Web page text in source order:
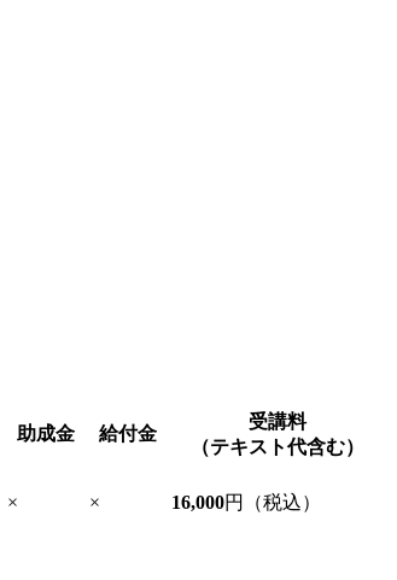
助成金 給付金
受講料
（テキスト代含む）
× × 16,000円（税込）